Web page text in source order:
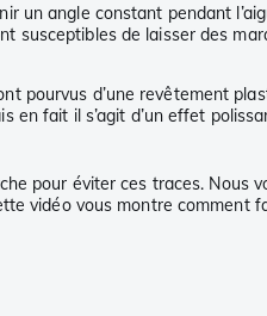
un angle constant pendant
susceptibles de laisser des
pourvus d’une revêtement
en fait il s’agit d’un effet
pour éviter ces traces. Nous
vidéo vous montre comment